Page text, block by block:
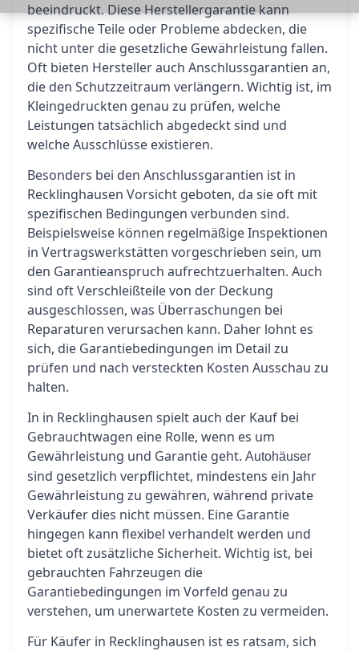
beeindruckt. Diese Herstellergarantie kann
spezifische Teile oder Probleme abdecken, die
nicht unter die gesetzliche Gewährleistung fallen.
Oft bieten Hersteller auch Anschlussgarantien an,
die den Schutzzeitraum verlängern. Wichtig ist, im
Kleingedruckten genau zu prüfen, welche
Leistungen tatsächlich abgedeckt sind und
welche Ausschlüsse existieren.
Besonders bei den Anschlussgarantien ist in
Recklinghausen Vorsicht geboten, da sie oft mit
spezifischen Bedingungen verbunden sind.
Beispielsweise können regelmäßige Inspektionen
in Vertragswerkstätten vorgeschrieben sein, um
den Garantieanspruch aufrechtzuerhalten. Auch
sind oft Verschleißteile von der Deckung
ausgeschlossen, was Überraschungen bei
Reparaturen verursachen kann. Daher lohnt es
sich, die Garantiebedingungen im Detail zu
prüfen und nach versteckten Kosten Ausschau zu
halten.
In in Recklinghausen spielt auch der Kauf bei
Gebrauchtwagen eine Rolle, wenn es um
Gewährleistung und Garantie geht. Autohäuser
sind gesetzlich verpflichtet, mindestens ein Jahr
Gewährleistung zu gewähren, während private
Verkäufer dies nicht müssen. Eine Garantie
hingegen kann flexibel verhandelt werden und
bietet oft zusätzliche Sicherheit. Wichtig ist, bei
gebrauchten Fahrzeugen die
Garantiebedingungen im Vorfeld genau zu
verstehen, um unerwartete Kosten zu vermeiden.
Für Käufer in Recklinghausen ist es ratsam, sich